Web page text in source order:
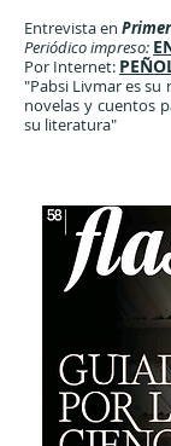
Entrevista en
Periódico impreso:
Por Internet:
"Pabsi Livmar es
novelas y cuentos
su literatura"